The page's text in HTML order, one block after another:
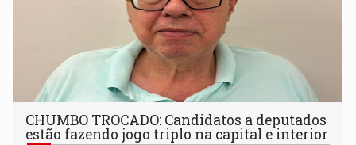
CHUMBO TROCADO: Candidatos a deputados
estão fazendo jogo triplo na capital e interior